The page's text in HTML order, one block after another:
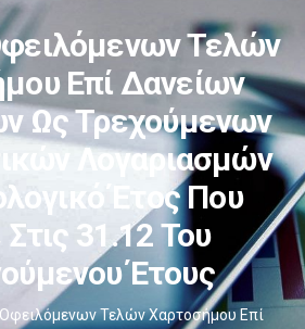
Τελών
Επί Δανείων
Ως Τρεχούμενων
Λογαριασμών
Έτος Που
31.12 Του
Έτους
Τελών Χαρτοσήμου Επί